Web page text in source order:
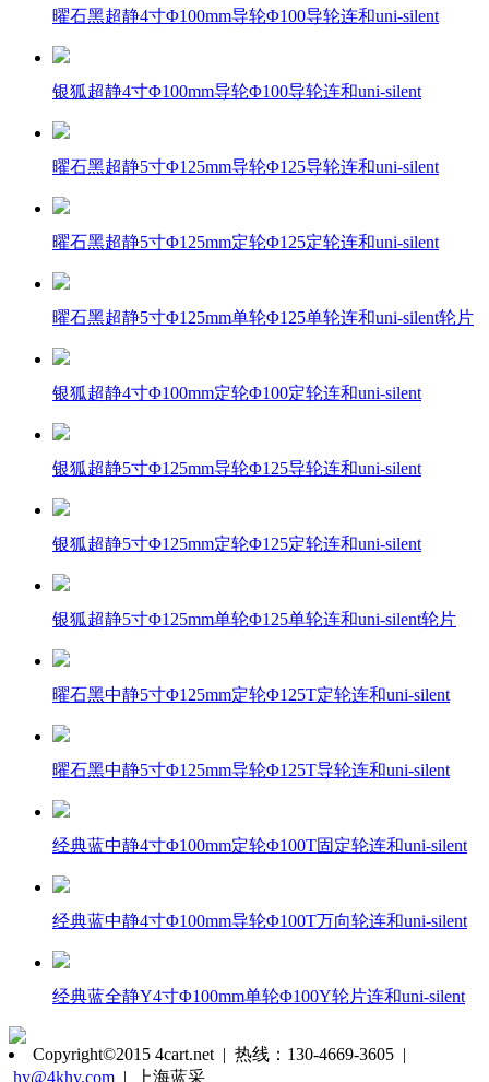
曜石黑超静4寸Φ100mm导轮Φ100导轮连和uni-silent
银狐超静4寸Φ100mm导轮Φ100导轮连和uni-silent
曜石黑超静5寸Φ125mm导轮Φ125导轮连和uni-silent
曜石黑超静5寸Φ125mm定轮Φ125定轮连和uni-silent
曜石黑超静5寸Φ125mm单轮Φ125单轮连和uni-silent轮片
银狐超静4寸Φ100mm定轮Φ100定轮连和uni-silent
银狐超静5寸Φ125mm导轮Φ125导轮连和uni-silent
银狐超静5寸Φ125mm定轮Φ125定轮连和uni-silent
银狐超静5寸Φ125mm单轮Φ125单轮连和uni-silent轮片
曜石黑中静5寸Φ125mm定轮Φ125T定轮连和uni-silent
曜石黑中静5寸Φ125mm导轮Φ125T导轮连和uni-silent
经典蓝中静4寸Φ100mm定轮Φ100T固定轮连和uni-silent
经典蓝中静4寸Φ100mm导轮Φ100T万向轮连和uni-silent
经典蓝全静Y4寸Φ100mm单轮Φ100Y轮片连和uni-silent
Copyright©2015 4cart.net | 热线：130-4669-3605 |
hy@4khy.com | 上海蓝采